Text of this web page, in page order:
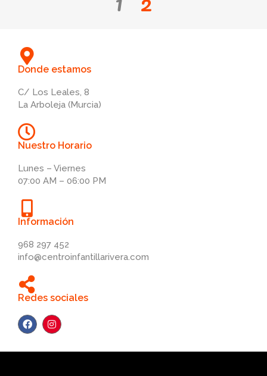
Donde estamos
C/ Los Leales, 8
La Arboleja (Murcia)
Nuestro Horario
Lunes – Viernes
07:00 AM – 06:00 PM
Información
968 297 452
info@centroinfantillarivera.com
Redes sociales
F
a
c
I
n
s